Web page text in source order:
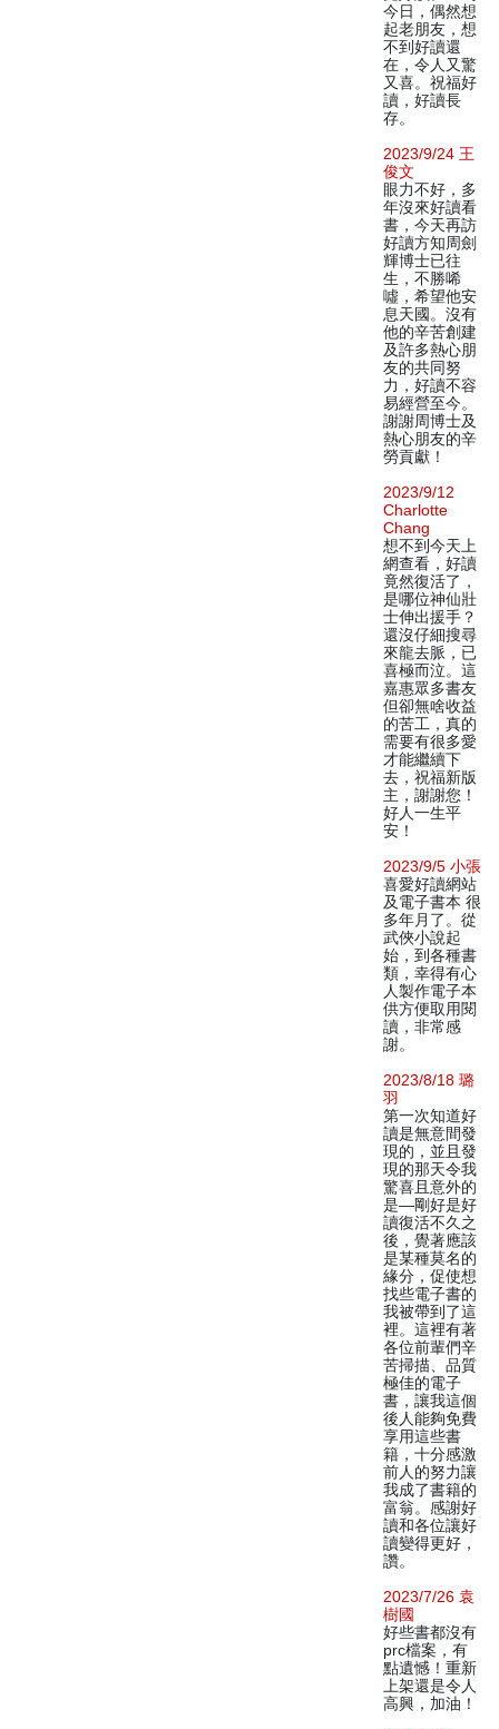
今日，偶然想
起老朋友，想
不到好讀還
在，令人又驚
又喜。祝福好
讀，好讀長
存。
2023/9/24 王
俊文
眼力不好，多
年沒來好讀看
書，今天再訪
好讀方知周劍
輝博士已往
生，不勝唏
噓，希望他安
息天國。沒有
他的辛苦創建
及許多熱心朋
友的共同努
力，好讀不容
易經營至今。
謝謝周博士及
熱心朋友的辛
勞貢獻！
2023/9/12
Charlotte
Chang
想不到今天上
網查看，好讀
竟然復活了，
是哪位神仙壯
士伸出援手？
還沒仔細搜尋
來龍去脈，已
喜極而泣。這
嘉惠眾多書友
但卻無啥收益
的苦工，真的
需要有很多愛
才能繼續下
去，祝福新版
主，謝謝您！
好人一生平
安！
2023/9/5 小張
喜愛好讀網站
及電子書本 很
多年月了。從
武俠小說起
始，到各種書
類，幸得有心
人製作電子本
供方便取用閱
讀，非常感
謝。
2023/8/18 璐
羽
第一次知道好
讀是無意間發
現的，並且發
現的那天令我
驚喜且意外的
是—剛好是好
讀復活不久之
後，覺著應該
是某種莫名的
緣分，促使想
找些電子書的
我被帶到了這
裡。這裡有著
各位前輩們辛
苦掃描、品質
極佳的電子
書，讓我這個
後人能夠免費
享用這些書
籍，十分感激
前人的努力讓
我成了書籍的
富翁。感謝好
讀和各位讓好
讀變得更好，
讚。
2023/7/26 袁
樹國
好些書都沒有
prc檔案，有
點遺憾！重新
上架還是令人
高興，加油！